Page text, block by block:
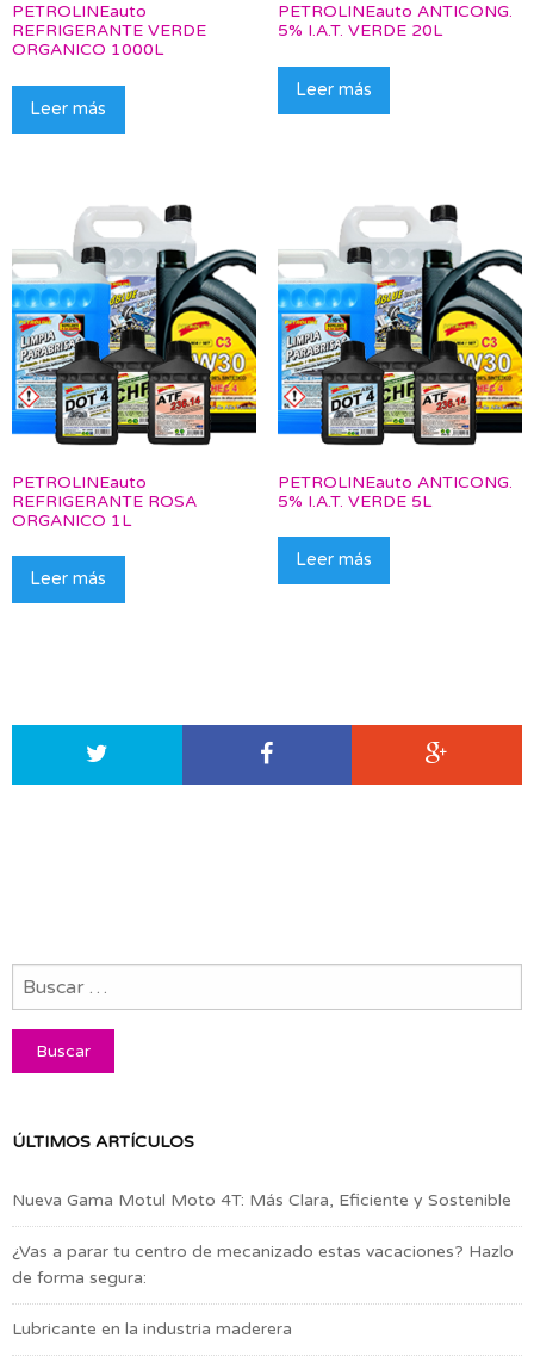
PETROLINEauto
REFRIGERANTE VERDE
ORGANICO 1000L
Leer más
PETROLINEauto ANTICONG.
5% I.A.T. VERDE 20L
Leer más
PETROLINEauto
REFRIGERANTE ROSA
ORGANICO 1L
Leer más
PETROLINEauto ANTICONG.
5% I.A.T. VERDE 5L
Leer más
ÚLTIMOS ARTÍCULOS
Nueva Gama Motul Moto 4T: Más Clara, Eficiente y Sostenible
¿Vas a parar tu centro de mecanizado estas vacaciones? Hazlo
de forma segura:
Lubricante en la industria maderera